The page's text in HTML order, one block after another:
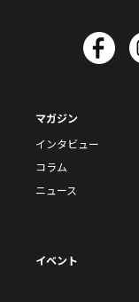
マガジン
インタビュー
コラム
ニュース
イベント